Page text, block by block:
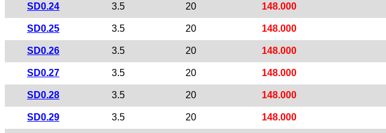
SD0.24 3.5 20 148.000
SD0.25 3.5 20 148.000
SD0.26 3.5 20 148.000
SD0.27 3.5 20 148.000
SD0.28 3.5 20 148.000
SD0.29 3.5 20 148.000